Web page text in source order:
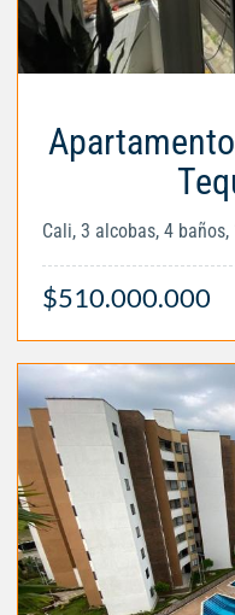
Cali, 3 alcobas, 4
$510.000.000